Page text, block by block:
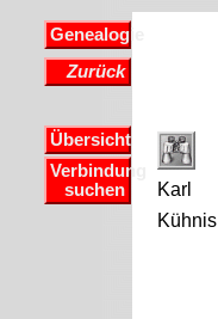
Genealogie
Zurück
Übersicht
Verbindung
suchen
Karl
Kühnis